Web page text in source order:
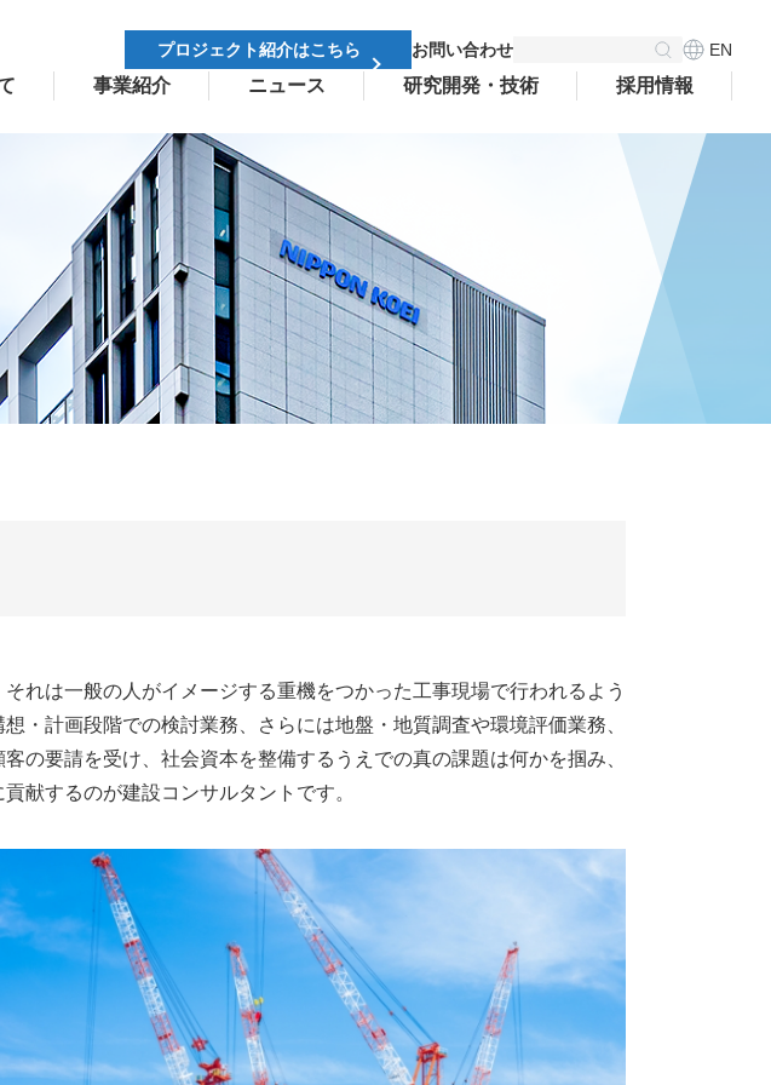
事業紹介 ニュース 研究開発・技術 採用情報
お問い合わせ
プロジェクト紹介はこちら EN
れは一般の人がイメージする重機をつかった工事現場で行われるよう
・計画段階での検討業務、さらには地盤・地質調査や環境評価業務、
の要請を受け、社会資本を整備するうえでの真の課題は何かを掴み、
献するのが建設コンサルタントです。